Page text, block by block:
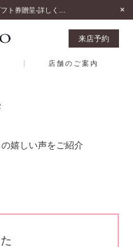
来店予約
店舗のご案内
嬉しい声をご紹介